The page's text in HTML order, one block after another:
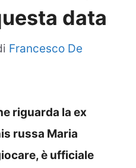
data
Francesco De
riguarda la ex
russa Maria
è ufficiale